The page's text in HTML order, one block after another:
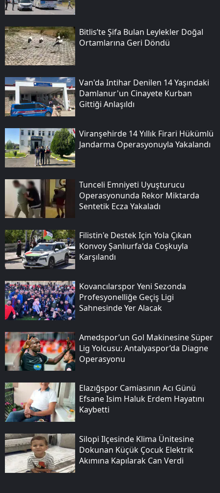
Bitlis’te Şifa Bulan Leylekler Doğal
Ortamlarına Geri Döndü
Van'da Intihar Denilen 14 Yaşındaki
Damlanur'un Cinayete Kurban
Gittiği Anlaşıldı
Viranşehirde 14 Yıllık Firari Hükümlü
Jandarma Operasyonuyla Yakalandı
Tunceli Emniyeti Uyuşturucu
Operasyonunda Rekor Miktarda
Sentetik Ecza Yakaladı
Filistin'e Destek Için Yola Çıkan
Konvoy Şanlıurfa'da Coşkuyla
Karşılandı
Kovancılarspor Yeni Sezonda
Profesyonelliğe Geçiş Ligi
Sahnesinde Yer Alacak
Amedspor’un Gol Makinesine Süper
Lig Yolcusu: Antalyaspor’da Diagne
Operasyonu
Elazığspor Camiasının Acı Günü
Efsane Isim Haluk Erdem Hayatını
Kaybetti
Silopi Ilçesinde Klima Ünitesine
Dokunan Küçük Çocuk Elektrik
Akımına Kapılarak Can Verdi